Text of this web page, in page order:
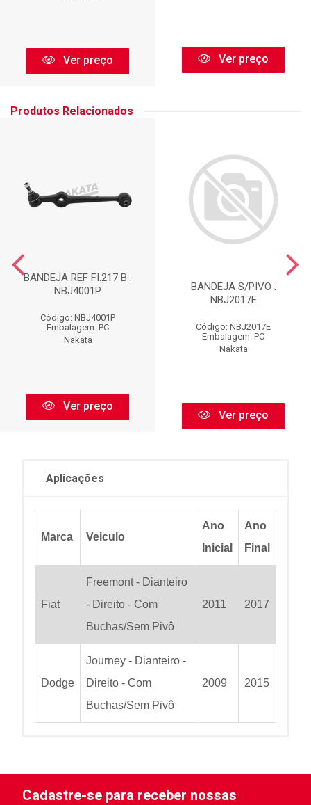
Ver preço Ver preço
Produtos Relacionados
BANDEJA REF FI.217 B :
NBJ4001P
Código: NBJ4001P
Embalagem: PC
Nakata
Ver preço
BANDEJA S/PIVO :
NBJ2017E
Código: NBJ2017E
Embalagem: PC
Nakata
Ver preço
Aplicações
Marca Veiculo
Ano
Inicial
Ano
Final
Fiat
Freemont - Dianteiro
- Direito - Com
Buchas/Sem Pivô
2011 2017
Dodge
Journey - Dianteiro -
Direito - Com
Buchas/Sem Pivô
2009 2015
Cadastre-se para receber nossas